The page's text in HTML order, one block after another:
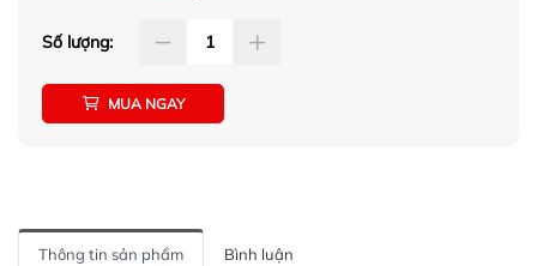
Số lượng:
MUA NGAY
Thông tin sản phẩm Bình luận